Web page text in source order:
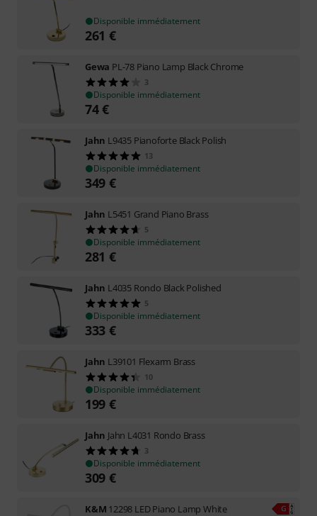
Disponible immédiatement
261 €
Gewa PL-78 Piano Lamp Black Chrome
3
Disponible immédiatement
74€
Jahn L9435 Pianoforte Black Polish
13
Disponible immédiatement
349 €
Jahn L5451 Grand Piano Brass
5
Disponible immédiatement
281 €
Jahn L4035 Rondo Black Polished
5
Disponible immédiatement
333 €
Jahn L39101 Flexarm Brass
10
Disponible immédiatement
199 €
Jahn Jahn L4031 Rondo Brass
3
Disponible immédiatement
309 €
K&M 12298 LED Piano Lamp White